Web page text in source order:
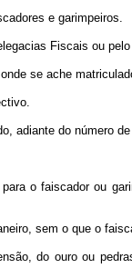
e garimpeiros.
Fiscais ou pelo
se ache
adiante do número
o faiscador ou
sem o que o
do ouro ou